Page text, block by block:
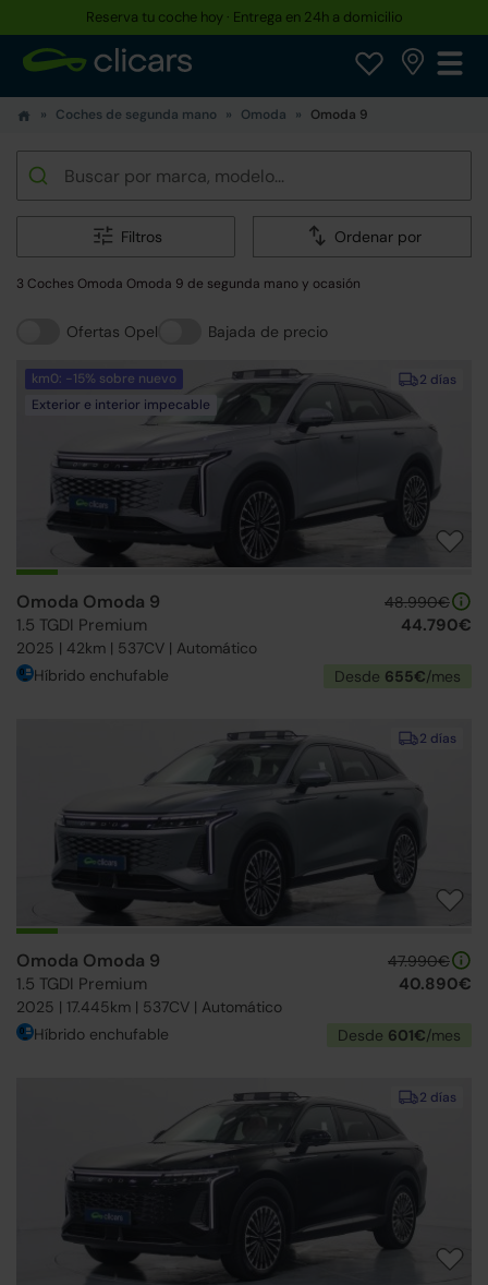
Reserva tu coche hoy · Entrega en 24h a domicilio
Coches de segunda mano Omoda Omoda 9
Filtros Ordenar por
3 Coches Omoda Omoda 9 de segunda mano y ocasión
Ofertas Opel Bajada de precio
2 días
km0: -15% sobre nuevo
Exterior e interior impecable
Omoda Omoda 9
1.5 TGDI Premium
2025 | 42km | 537CV | Automático
48.990€
44.790€
Híbrido enchufable Desde 655€/mes
2 días
Omoda Omoda 9
1.5 TGDI Premium
2025 | 17.445km | 537CV | Automático
47.990€
40.890€
Híbrido enchufable Desde 601€/mes
2 días